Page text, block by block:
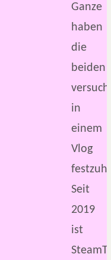
Ganze
haben
die
beiden
versucht,
in
einem
Vlog
Seit
2019
ist